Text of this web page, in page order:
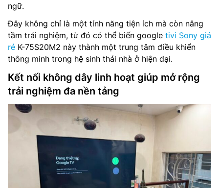
ngữ.
Đây không chỉ là một tính năng tiện ích mà còn nâng
tầm trải nghiệm, từ đó có thể biến google tivi Sony giá
rẻ K-75S20M2 này thành một trung tâm điều khiển
thông minh trong hệ sinh thái nhà ở hiện đại.
Kết nối không dây linh hoạt giúp mở rộng
trải nghiệm đa nền tảng